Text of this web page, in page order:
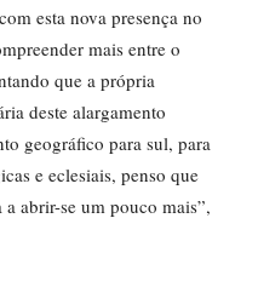
esta nova presença no
mais entre o
que a própria
deste alargamento
geográfico para sul, para
e eclesiais, penso que
abrir-se um pouco mais”,